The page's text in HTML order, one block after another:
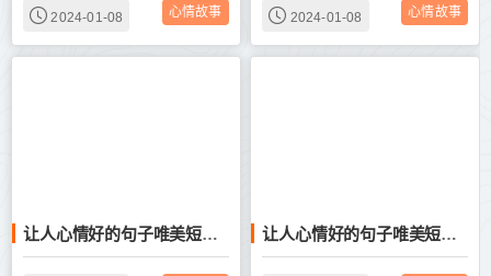
2024-01-08 心情故事 2024-01-08 心情故事
让人心情好的句子唯美短句(实用65句) 让人心情好的句子唯美短句(实用65句)